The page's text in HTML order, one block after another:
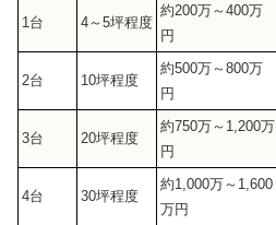
1台 4～5坪程度
約200万～400万
円
2台 10坪程度
約500万～800万
円
3台 20坪程度
約750万～1,200万
円
4台 30坪程度
約1,000万～1,600
万円